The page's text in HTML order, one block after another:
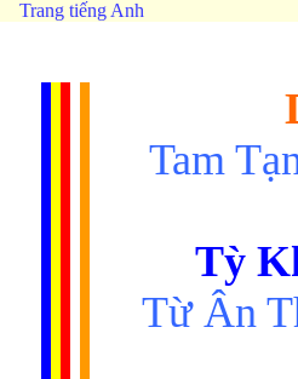
Trang tiếng Anh
Tam
Tỳ
Từ Ân